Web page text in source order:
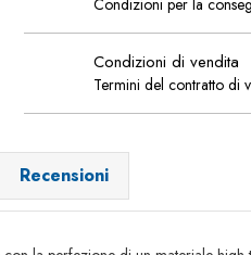
Condizioni per la
Condizioni di vendita
Termini del contratto di
Recensioni